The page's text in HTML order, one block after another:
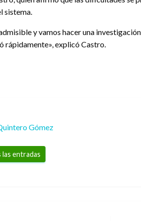
sistema.
y vamos hacer una
rápidamente», explicó Castro.
Gómez
entradas